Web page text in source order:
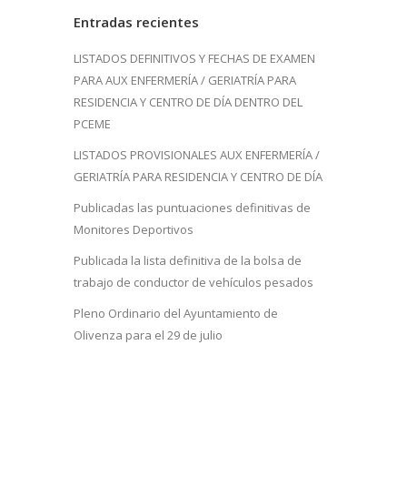
Entradas recientes
LISTADOS DEFINITIVOS Y FECHAS DE EXAMEN
PARA AUX ENFERMERÍA / GERIATRÍA PARA
RESIDENCIA Y CENTRO DE DÍA DENTRO DEL
PCEME
LISTADOS PROVISIONALES AUX ENFERMERÍA /
GERIATRÍA PARA RESIDENCIA Y CENTRO DE DÍA
Publicadas las puntuaciones definitivas de
Monitores Deportivos
Publicada la lista definitiva de la bolsa de
trabajo de conductor de vehículos pesados
Pleno Ordinario del Ayuntamiento de
Olivenza para el 29 de julio